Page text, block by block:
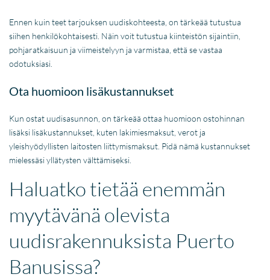
Ennen kuin teet tarjouksen uudiskohteesta, on tärkeää tutustua
siihen henkilökohtaisesti. Näin voit tutustua kiinteistön sijaintiin,
pohjaratkaisuun ja viimeistelyyn ja varmistaa, että se vastaa
odotuksiasi.
Ota huomioon lisäkustannukset
Kun ostat uudisasunnon, on tärkeää ottaa huomioon ostohinnan
lisäksi lisäkustannukset, kuten lakimiesmaksut, verot ja
yleishyödyllisten laitosten liittymismaksut. Pidä nämä kustannukset
mielessäsi yllätysten välttämiseksi.
Haluatko tietää enemmän
myytävänä olevista
uudisrakennuksista Puerto
Banusissa?